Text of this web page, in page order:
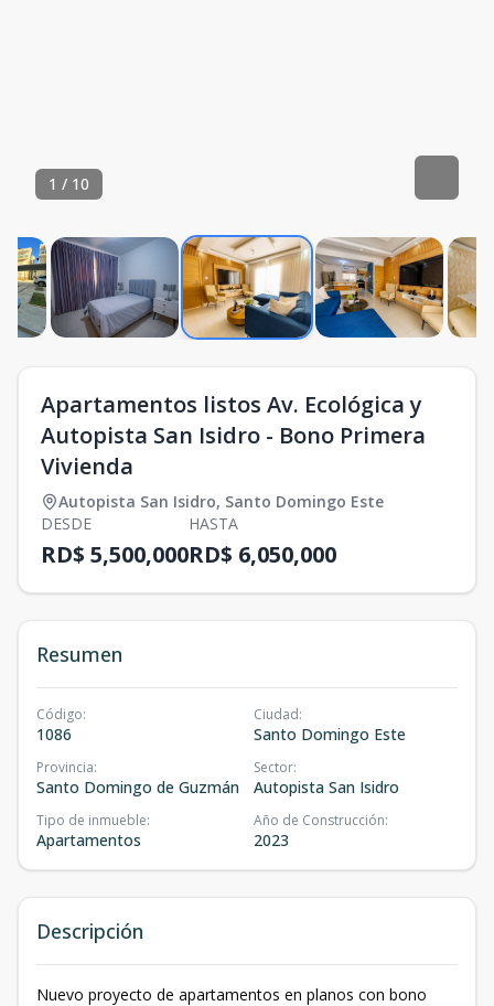
1 / 10
Apartamentos listos Av. Ecológica y
Autopista San Isidro - Bono Primera
Vivienda
Autopista San Isidro, Santo Domingo Este
DESDE
RD$ 5,500,000
HASTA
RD$ 6,050,000
Resumen
Código:
1086
Ciudad:
Santo Domingo Este
Provincia:
Santo Domingo de Guzmán
Sector:
Autopista San Isidro
Tipo de inmueble:
Apartamentos
Año de Construcción:
2023
Descripción
Nuevo proyecto de apartamentos en planos con bono